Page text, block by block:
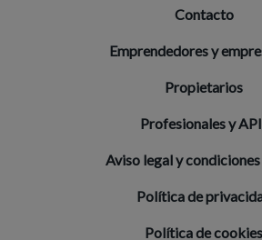
Contacto
Emprendedores y
Propietarios
Profesionales y
Aviso legal y condiciones
Política de
Política de cookies